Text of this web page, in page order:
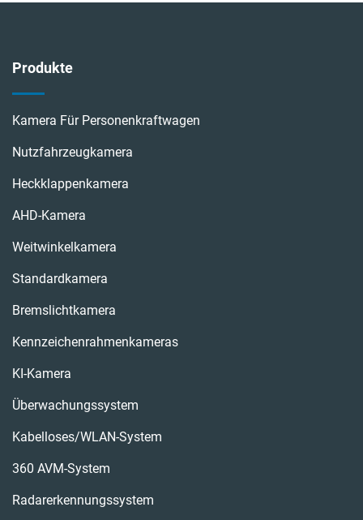
Produkte
Kamera Für Personenkraftwagen
Nutzfahrzeugkamera
Heckklappenkamera
AHD-Kamera
Weitwinkelkamera
Standardkamera
Bremslichtkamera
Kennzeichenrahmenkameras
KI-Kamera
Überwachungssystem
Kabelloses/WLAN-System
360 AVM-System
Radarerkennungssystem